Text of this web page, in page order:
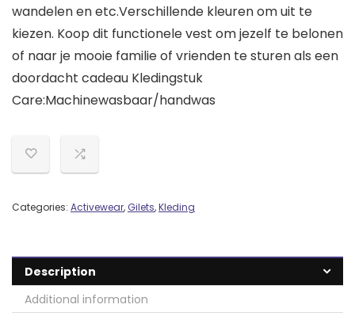
wandelen en etc.Verschillende kleuren om uit te
kiezen. Koop dit functionele vest om jezelf te belonen
of naar je mooie familie of vrienden te sturen als een
doordacht cadeau Kledingstuk
Care:Machinewasbaar/handwas
Categories: Activewear, Gilets,Kleding
Description
Additional information